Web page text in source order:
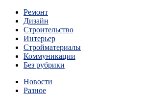
Перейти
содержимому
Ремонт
Дизайн
Строительство
Интерьер
Стройматериалы
Коммуникации
Без рубрики
Новости
Разное